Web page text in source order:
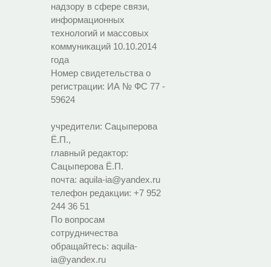
надзору в сфере связи,
информационных
технологий и массовых
коммуникаций 10.10.2014
года
Номер свидетельства о
регистрации: ИА № ФС 77 -
59624
учредители: Сацыперова
Ё.П.,
главный редактор:
Сацыперова Ё.П.
почта: aquila-ia@yandex.ru
телефон редакции: +7 952
244 36 51
По вопросам
сотрудничества
обращайтесь: aquila-
ia@yandex.ru